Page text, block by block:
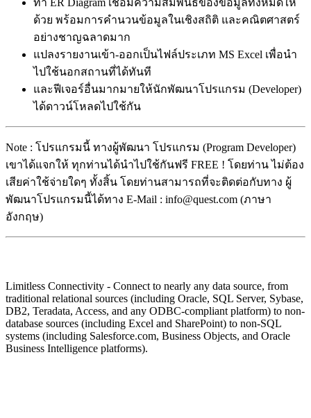
ทำ ER Diagram เชื่อมความสัมพันธ์ของข้อมูลทั้งหมดให้
ด้วย พร้อมการคำนวนข้อมูลในเชิงสถิติ และคณิตศาสตร์
อย่างชาญฉลาดมาก
แปลงรายงานเข้า-ออกเป็นไฟล์ประเภท MS Excel เพื่อนำ
ไปใช้นอกสถานที่ได้ทันที
และฟีเจอร์อื่นมากมายให้นักพัฒนาโปรแกรม (Developer)
ได้ดาวน์โหลดไปใช้กัน
Note : โปรแกรมนี้ ทางผู้พัฒนา โปรแกรม (Program Developer)
เขาได้แจกให้ ทุกท่านได้นำไปใช้กันฟรี FREE ! โดยท่าน ไม่ต้อง
เสียค่าใช้จ่ายใดๆ ทั้งสิ้น โดยท่านสามารถที่จะติดต่อกับทาง ผู้
พัฒนาโปรแกรมนี้ได้ทาง E-Mail : info@quest.com (ภาษา
อังกฤษ)
Limitless Connectivity - Connect to nearly any data source, from
traditional relational sources (including Oracle, SQL Server, Sybase,
DB2, Teradata, Access, and any ODBC-compliant platform) to non-
database sources (including Excel and SharePoint) to non-SQL
systems (including Salesforce.com, Business Objects, and Oracle
Business Intelligence platforms).